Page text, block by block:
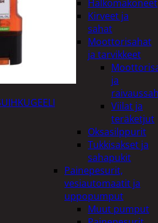
Halkomakoneet
Kirveet ja
sahat
Moottorisahat
ja tarvikkeet
ja
Viilat ja
teräketjut
Oksasilppurit
Tukkisakset ja
sahapukit
Painepesurit,
vesiautomaatit ja
uppopumput
Muut pumput